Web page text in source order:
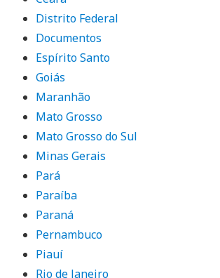
Distrito Federal
Documentos
Espírito Santo
Goiás
Maranhão
Mato Grosso
Mato Grosso do Sul
Minas Gerais
Pará
Paraíba
Paraná
Pernambuco
Piauí
Rio de Janeiro